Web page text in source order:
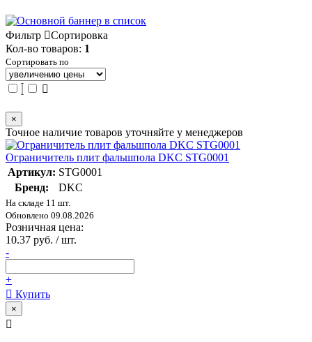
Фильтр
Сортировка
Кол-во товаров: 1
Сортировать по
×
Точное наличие товаров уточняйте у менеджеров
Ограничитель плит фальшпола DKC STG0001
Артикул: STG0001
Бренд:
DKC
На складе 11 шт.
Обновлено 09.08.2026
Розничная цена:
10.37 руб. / шт.
-
+
Купить
×